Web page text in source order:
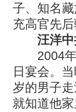
子、知名
充高官先后
汪洋
2004年2
日宴会。
岁的男子
就知道他